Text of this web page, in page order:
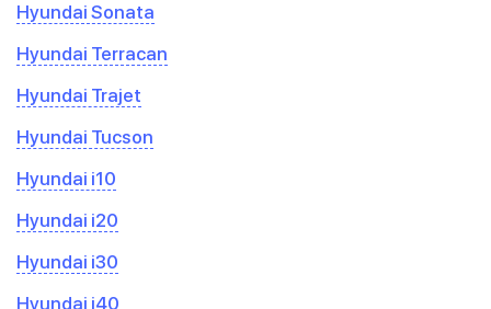
Hyundai Sonata
Hyundai Terracan
Hyundai Trajet
Hyundai Tucson
Hyundai i10
Hyundai i20
Hyundai i30
Hyundai i40